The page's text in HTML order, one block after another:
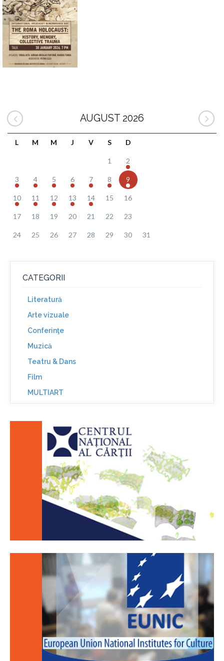
AUGUST 2026
L M M J V S D
1 2
3 4 5 6 7 8 9
10 11 12 13 14 15 16
17 18 19 20 21 22 23
24 25 26 27 28 29 30 31
CATEGORII
Literatură
Arte vizuale
Conferinţe
Muzică
Teatru & Dans
Film
MULTIART